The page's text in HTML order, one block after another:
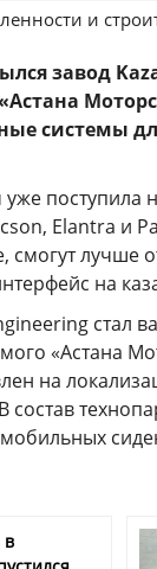
и
завод
системы
уже поступила
Elantra и
смогут лучше
на
стал
«Астана
на
состав
в